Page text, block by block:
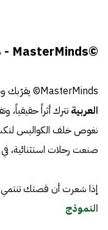
©MasterMinds - ماستر مايندز
MasterMinds© يقرّبك وجهاً لوجه من
العربية تترك أثراً
نغوص خلف الكواليس
صنعت رحلات استثنائية، في
إذا شعرت أن قصتك تنتمي
النموذج